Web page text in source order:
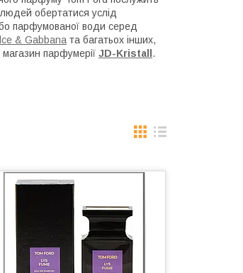
людей обертатися услід
парфумованої води серед
& Gabbana та багатьох інших,
парфумерії JD-Kristall .